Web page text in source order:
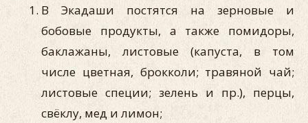
В Экадаши постятся на зерновые и
бобовые продукты, а также помидоры,
баклажаны, листовые (капуста, в том
числе цветная, брокколи; травяной чай;
листовые специи; зелень и пр.), перцы,
свёклу, мед и лимон;